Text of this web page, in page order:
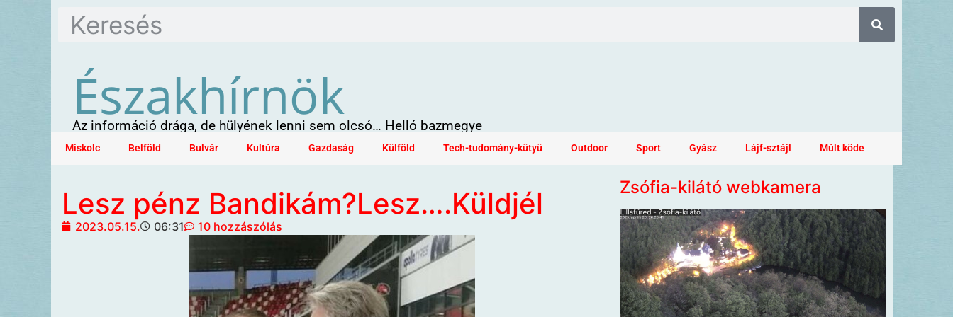
Északhírnök
Az információ drága, de hülyének lenni sem olcsó… Helló bazmegye
Miskolc Belföld Bulvár Kultúra Gazdaság Külföld Tech-tudomány-kütyü Outdoor Sport Gyász Lájf-sztájl Múlt köde
Lesz pénz Bandikám?Lesz….Küldjél
2023.05.15. 06:31 10 hozzászólás
Zsófia-kilátó webkamera